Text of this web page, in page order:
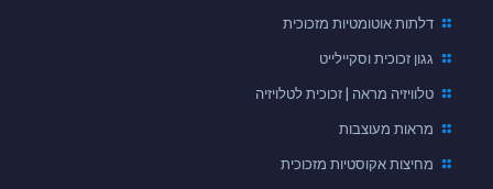
דלתות אוטומטיות מזכוכית
גגון זכוכית וסקיילייט
טלוויזיה מראה | זכוכית לטלויזיה
מראות מעוצבות
מחיצות אקוסטיות מזכוכית